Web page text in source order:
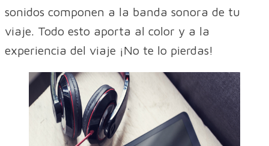
sonidos componen a la banda sonora de tu
viaje. Todo esto aporta al color y a la
experiencia del viaje ¡No te lo pierdas!